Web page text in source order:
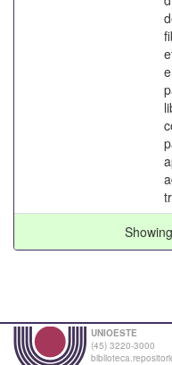
UNIOESTE
(45) 3220-3000